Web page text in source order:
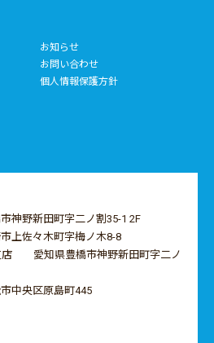
お知らせ
お問い合わせ
個人情報保護方針
新田町字二ノ割35-1 2F
佐々木町字梅ノ木8-8
店 愛知県豊橋市神野新田町字二ノ
中央区原島町445